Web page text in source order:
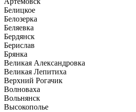
Белицкое
Белозерка
Беляевка
Бердянск
Берислав
Брянка
Великая Александровка
Великая Лепитиха
Верхний Рогачик
Волноваха
Вольнянск
Высокополье